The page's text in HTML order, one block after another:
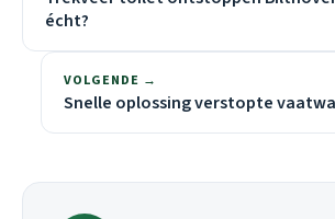
écht?
VOLGENDE →
Snelle oplossing verstopte